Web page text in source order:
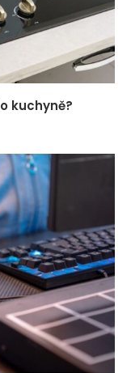
kuchyně?